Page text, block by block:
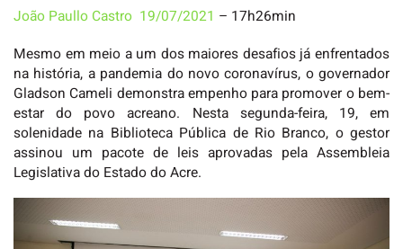
João Paullo Castro 19/07/2021 – 17h26min
Mesmo em meio a um dos maiores desafios já enfrentados
na história, a pandemia do novo coronavírus, o governador
Gladson Cameli demonstra empenho para promover o bem-
estar do povo acreano. Nesta segunda-feira, 19, em
solenidade na Biblioteca Pública de Rio Branco, o gestor
assinou um pacote de leis aprovadas pela Assembleia
Legislativa do Estado do Acre.